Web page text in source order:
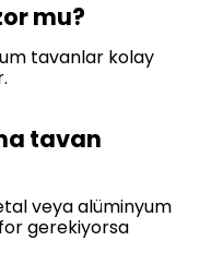
mu?
tavanlar kolay
tavan
veya alüminyum
gerekiyorsa